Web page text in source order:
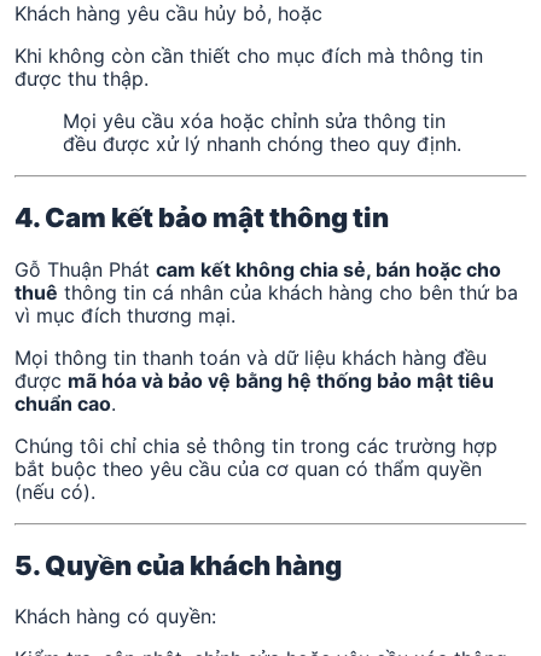
Khách hàng yêu cầu hủy bỏ, hoặc
Khi không còn cần thiết cho mục đích mà thông tin
được thu thập.
Mọi yêu cầu xóa hoặc chỉnh sửa thông tin
đều được xử lý nhanh chóng theo quy định.
4. Cam kết bảo mật thông tin
Gỗ Thuận Phát cam kết không chia sẻ, bán hoặc cho
thuê thông tin cá nhân của khách hàng cho bên thứ ba
vì mục đích thương mại.
Mọi thông tin thanh toán và dữ liệu khách hàng đều
được mã hóa và bảo vệ bằng hệ thống bảo mật tiêu
chuẩn cao.
Chúng tôi chỉ chia sẻ thông tin trong các trường hợp
bắt buộc theo yêu cầu của cơ quan có thẩm quyền
(nếu có).
5. Quyền của khách hàng
Khách hàng có quyền: